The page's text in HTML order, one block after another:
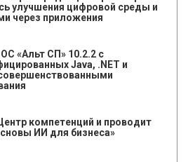
улучшения цифровой среды и
через приложения
«Альт СП» 10.2.2 с
Java, .NET и
компетенций и проводит
ИИ для бизнеса»